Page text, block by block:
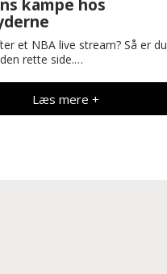
kampe hos
et NBA live stream? Så er du
rette side.…
Læs mere +